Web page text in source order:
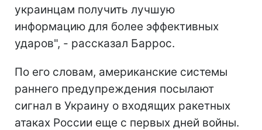
украинцам получить лучшую
информацию для более эффективных
ударов", - рассказал Баррос.
По его словам, американские системы
раннего предупреждения посылают
сигнал в Украину о входящих ракетных
атаках России еще с первых дней войны.